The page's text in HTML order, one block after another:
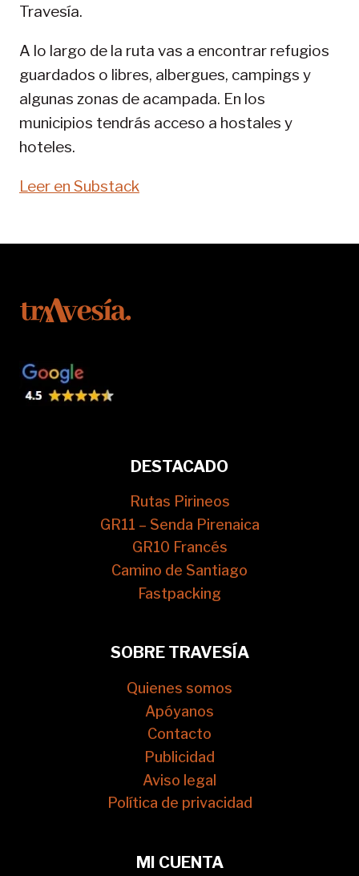
Travesía.
A lo largo de la ruta vas a encontrar refugios
guardados o libres, albergues, campings y
algunas zonas de acampada. En los
municipios tendrás acceso a hostales y
hoteles.
Leer en Substack
DESTACADO
Rutas Pirineos
GR11 – Senda Pirenaica
GR10 Francés
Camino de Santiago
Fastpacking
SOBRE TRAVESÍA
Quienes somos
Apóyanos
Contacto
Publicidad
Aviso legal
Política de privacidad
MI CUENTA